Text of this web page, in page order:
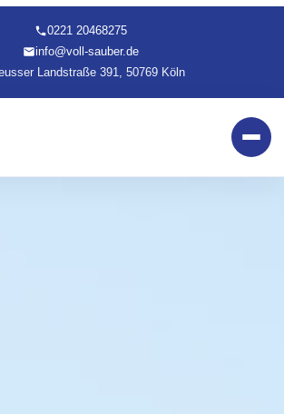
0221 20468275
info@voll-sauber.de
Landstraße 391, 50769 Köln